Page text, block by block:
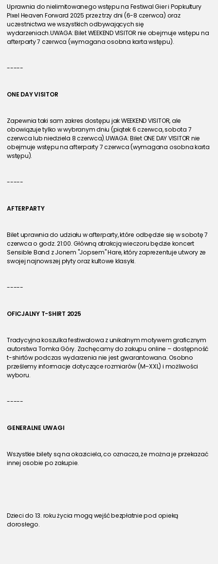
Uprawnia do nielimitowanego wstępu na Festiwal Gier i Popkultury
Pixel Heaven Forward 2025 przez trzy dni (6-8 czerwca) oraz
uczestnictwa we wszystkich odbywających się
wydarzeniach.UWAGA: Bilet WEEKEND VISITOR nie obejmuje wstępu na
afterparty 7 czerwca (wymagana osobna karta wstępu).
-----
ONE DAY VISITOR
Zapewnia taki sam zakres dostępu jak WEEKEND VISITOR, ale
obowiązuje tylko w wybranym dniu (piątek 6 czerwca, sobota 7
czerwca lub niedziela 8 czerwca).UWAGA: Bilet ONE DAY VISITOR nie
obejmuje wstępu na afterparty 7 czerwca (wymagana osobna karta
wstępu).
-----
AFTERPARTY
Bilet uprawnia do udziału w afterparty, które odbędzie się w sobotę 7
czerwca o godz. 21:00. Główną atrakcją wieczoru będzie koncert
Sensible Band z Jonem "Jopsem" Hare, który zaprezentuje utwory ze
swojej najnowszej płyty oraz kultowe klasyki.
-----
OFICJALNY T-SHIRT 2025
Tradycyjna koszulka festiwalowa z unikalnym motywem graficznym
autorstwa Tomka Góry. Zachęcamy do zakupu online – dostępność
t-shirtów podczas wydarzenia nie jest gwarantowana. Osobno
prześlemy informacje dotyczące rozmiarów (M–XXL) i możliwości
wyboru.
-----
GENERALNE UWAGI
Wszystkie bilety są na okaziciela, co oznacza, że można je przekazać
innej osobie po zakupie.
Dzieci do 13. roku życia mogą wejść bezpłatnie pod opieką
dorosłego.